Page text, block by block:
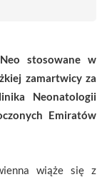
Neo stosowane w
zamartwicy za
Neonatologii
Emiratów
wiąże się z